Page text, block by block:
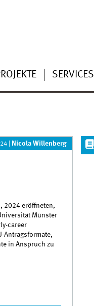
SERVICES
Nicola Willenberg
2024 eröffneten,
Münster
career
Antragsformate,
in Anspruch zu